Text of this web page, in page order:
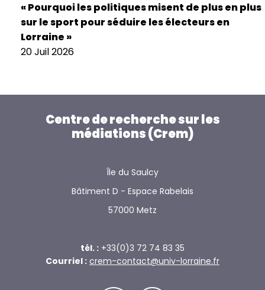
« Pourquoi les politiques misent de plus en plus
sur le sport pour séduire les électeurs en
Lorraine »
20 Juil 2026
Centre de recherche sur les
médiations (Crem)
Île du Saulcy
Bâtiment D - Espace Rabelais
57000 Metz
tél. : +33(0)3 72 74 83 35
Courriel : crem-contact@univ-lorraine.fr